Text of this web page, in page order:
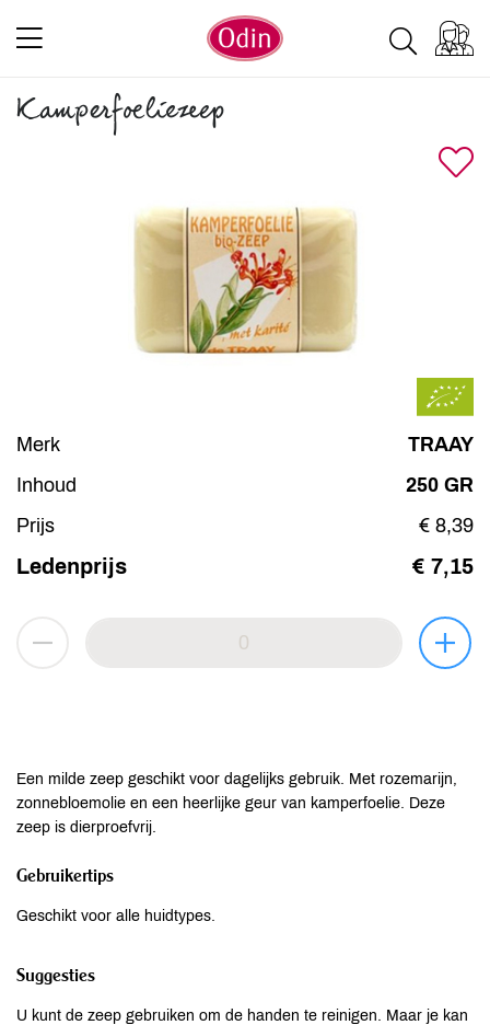
Kamperfoeliezeep
Merk
TRAAY
Inhoud
250 GR
Prijs
€ 8,39
Ledenprijs € 7,15
Een milde zeep geschikt voor dagelijks gebruik. Met rozemarijn,
zonnebloemolie en een heerlijke geur van kamperfoelie. Deze
zeep is dierproefvrij.
Gebruikertips
Geschikt voor alle huidtypes.
Suggesties
U kunt de zeep gebruiken om de handen te reinigen. Maar je kan